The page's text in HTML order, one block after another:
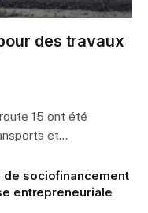
des travaux
15 ont été
et…
de sociofinancement
entrepreneuriale